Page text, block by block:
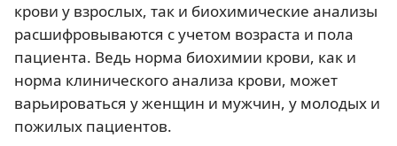
крови у взрослых, так и биохимические анализы
расшифровываются с учетом возраста и пола
пациента. Ведь норма биохимии крови, как и
норма клинического анализа крови, может
варьироваться у женщин и мужчин, у молодых и
пожилых пациентов.